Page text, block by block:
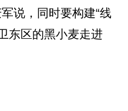
说，同时要构建“线
东区的黑小麦走进